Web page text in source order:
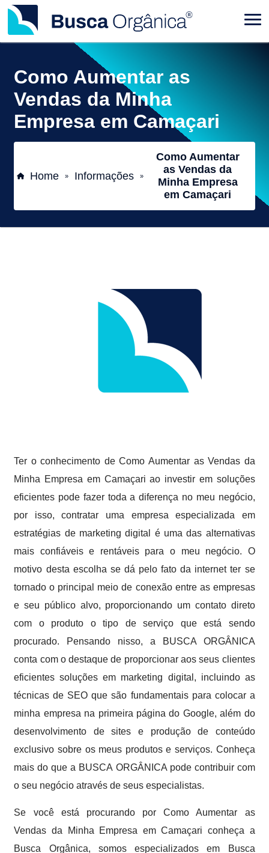
Como Aumentar as
Vendas da Minha
Empresa em Camaçari
Home » Informações »
Como Aumentar
as Vendas da
Minha Empresa
em Camaçari
Ter o conhecimento de Como Aumentar as Vendas da
Minha Empresa em Camaçari ao investir em soluções
eficientes pode fazer toda a diferença no meu negócio,
por isso, contratar uma empresa especializada em
estratégias de marketing digital é uma das alternativas
mais confiáveis e rentáveis para o meu negócio. O
motivo desta escolha se dá pelo fato da internet ter se
tornado o principal meio de conexão entre as empresas
e seu público alvo, proporcionando um contato direto
com o produto o tipo de serviço que está sendo
procurado. Pensando nisso, a BUSCA ORGÂNICA
conta com o destaque de proporcionar aos seus clientes
eficientes soluções em marketing digital, incluindo as
técnicas de SEO que são fundamentais para colocar a
minha empresa na primeira página do Google, além do
desenvolvimento de sites e produção de conteúdo
exclusivo sobre os meus produtos e serviços. Conheça
mais do que a BUSCA ORGÂNICA pode contribuir com
o seu negócio através de seus especialistas.
Se você está procurando por Como Aumentar as
Vendas da Minha Empresa em Camaçari conheça a
Busca Orgânica, somos especializados em Busca